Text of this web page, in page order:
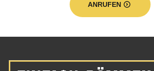
ANRUFEN